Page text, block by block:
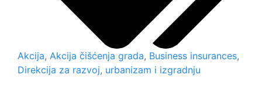
Akcija, Akcija čišćenja grada, Business insurances,
Direkcija za razvoj, urbanizam i izgradnju